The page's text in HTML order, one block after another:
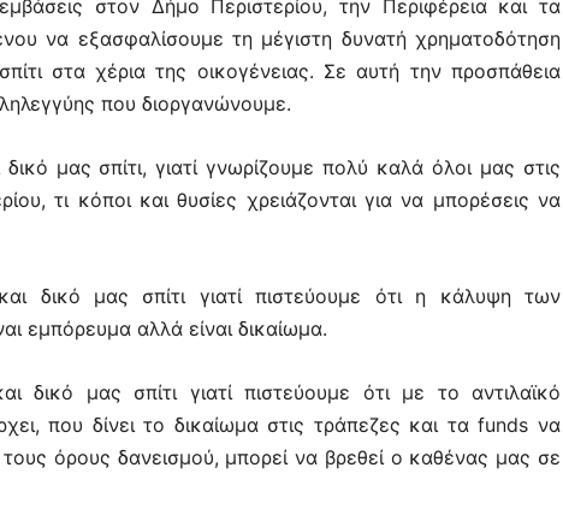
στον Δήμο Περιστερίου, την Περιφέρεια και τα
να εξασφαλίσουμε τη μέγιστη δυνατή χρηματοδότηση
στα χέρια της οικογένειας. Σε αυτή την προσπάθεια
που διοργανώνουμε.
δικό μας σπίτι, γιατί γνωρίζουμε πολύ καλά όλοι μας στις
τι κόποι και θυσίες χρειάζονται για να μπορέσεις να
δικό μας σπίτι γιατί πιστεύουμε ότι η κάλυψη των
εμπόρευμα αλλά είναι δικαίωμα.
δικό μας σπίτι γιατί πιστεύουμε ότι με το αντιλαϊκό
που δίνει το δικαίωμα στις τράπεζες και ταfunds να
όρους δανεισμού, μπορεί να βρεθεί ο καθένας μας σε